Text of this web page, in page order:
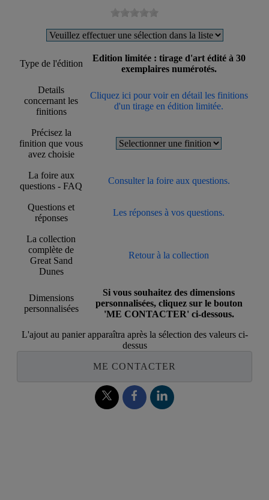
Type de l'édition
Edition limitée : tirage d'art édité à 30
exemplaires numérotés.
Details
concernant les
finitions
Cliquez ici pour voir en détail les finitions
d'un tirage en édition limitée.
Précisez la
finition que vous
avez choisie
La foire aux
questions - FAQ
Consulter la foire aux questions.
Questions et
réponses
Les réponses à vos questions.
La collection
complète de
Great Sand
Dunes
Retour à la collection
Dimensions
personnalisées
Si vous souhaitez des dimensions
personnalisées, cliquez sur le bouton
'ME CONTACTER' ci-dessous.
L'ajout au panier apparaîtra après la sélection des valeurs ci-
dessus
ME CONTACTER